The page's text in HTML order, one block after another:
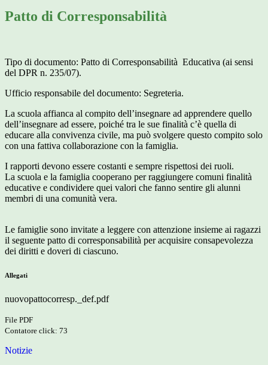
Patto di Corresponsabilità
Tipo di documento: Patto di Corresponsabilità Educativa (ai sensi
del DPR n. 235/07).
Ufficio responsabile del documento: Segreteria.
La scuola affianca al compito dell’insegnare ad apprendere quello
dell’insegnare ad essere, poiché tra le sue finalità c’è quella di
educare alla convivenza civile, ma può svolgere questo compito solo
con una fattiva collaborazione con la famiglia.
I rapporti devono essere costanti e sempre rispettosi dei ruoli.
La scuola e la famiglia cooperano per raggiungere comuni finalità
educative e condividere quei valori che fanno sentire gli alunni
membri di una comunità vera.
Le famiglie sono invitate a leggere con attenzione insieme ai ragazzi
il seguente patto di corresponsabilità per acquisire consapevolezza
dei diritti e doveri di ciascuno.
Allegati
nuovopattocorresp._def.pdf
File PDF
Contatore click: 73
Notizie